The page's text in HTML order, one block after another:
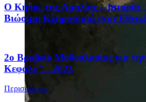
Ο Κήπος της Αμαλίας –
Βιώσιμη Κληρονομιά στον
2ο Βραβείο Μυθοπλασίας για
Κεφάλι;" - 2023
Περισσότερα